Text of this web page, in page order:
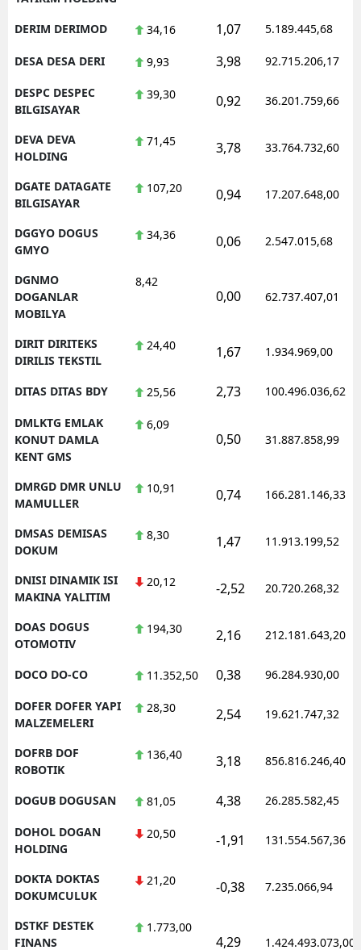
DERIM DERIMOD 34,16 1,07 5.189.445,68
DESA DESA DERI 9,93 3,98 92.715.206,17
DESPC DESPEC
BILGISAYAR
39,30 0,92 36.201.759,66
DEVA DEVA
HOLDING
71,45 3,78 33.764.732,60
DGATE DATAGATE
BILGISAYAR
107,20 0,94 17.207.648,00
DGGYO DOGUS
GMYO
34,36 0,06 2.547.015,68
DGNMO
DOGANLAR
MOBILYA
8,42
0,00 62.737.407,01
DIRIT DIRITEKS
DIRILIS TEKSTIL
24,40 1,67 1.934.969,00
DITAS DITAS BDY 25,56 2,73 100.496.036,62
DMLKTG EMLAK
KONUT DAMLA
KENT GMS
6,09
0,50 31.887.858,99
DMRGD DMR UNLU
MAMULLER
10,91 0,74 166.281.146,33
DMSAS DEMISAS
DOKUM
8,30 1,47 11.913.199,52
DNISI DINAMIK ISI
MAKINA YALITIM
20,12 -2,52 20.720.268,32
DOAS DOGUS
OTOMOTIV
194,30 2,16 212.181.643,20
DOCO DO-CO 11.352,50 0,38 96.284.930,00
DOFER DOFER YAPI
MALZEMELERI
28,30 2,54 19.621.747,32
DOFRB DOF
ROBOTIK
136,40 3,18 856.816.246,40
DOGUB DOGUSAN 81,05 4,38 26.285.582,45
DOHOL DOGAN
HOLDING
20,50 -1,91 131.554.567,36
DOKTA DOKTAS
DOKUMCULUK
21,20 -0,38 7.235.066,94
DSTKF DESTEK
FINANS
1.773,00
4,29 1.424.493.073,00